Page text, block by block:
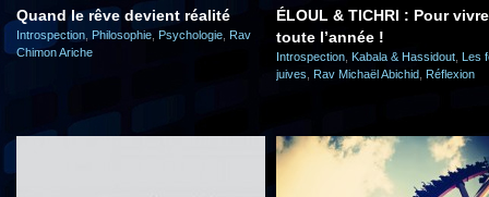
Quand le rêve devient réalité
Introspection Philosophie Psychologie Rav
Chimon Ariche
ÉLOUL & TICHRI : Pour vivre
toute l’année !
Introspection Kabala & Hassidout Les
juives
Rav Michaël Abichid Réflexion